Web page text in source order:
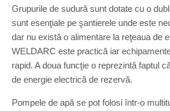
Grupurile de sudură sunt dotate cu o
sunt esenţiale pe şantierele unde este
dar nu există o alimentare la reţeaua de
WELDARC este practică iar
rapid. A doua funcţie o reprezintă faptul
de energie electrică de rezervă.
Pompele de apă se pot folosi într-o